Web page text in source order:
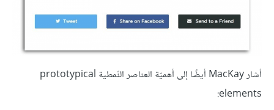
أشار MacKay أيضًا إلى أهميّة العناصر النّمطية prototypical
elements: